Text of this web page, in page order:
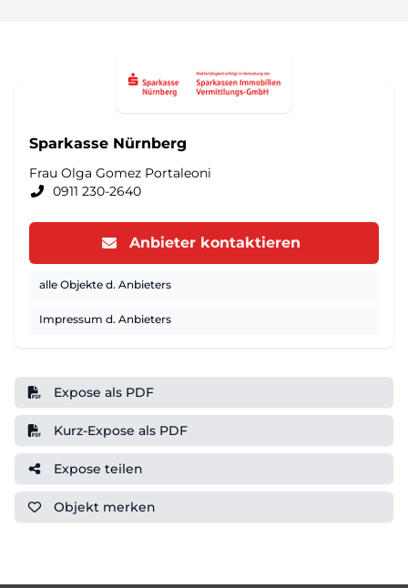
Sparkasse Nürnberg
Frau Olga Gomez Portaleoni
0911 230-2640
Anbieter kontaktieren
alle Objekte d. Anbieters
Impressum d. Anbieters
Expose als PDF
Kurz-Expose als PDF
Expose teilen
Objekt merken